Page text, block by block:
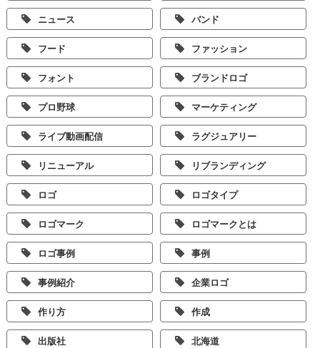
ニュース バンド
フード ファッション
フォント ブランドロゴ
プロ野球 マーケティング
ライブ動画配信 ラグジュアリー
リニューアル リブランディング
ロゴ ロゴタイプ
ロゴマーク ロゴマークとは
ロゴ事例 事例
事例紹介 企業ロゴ
作り方 作成
出版社 北海道